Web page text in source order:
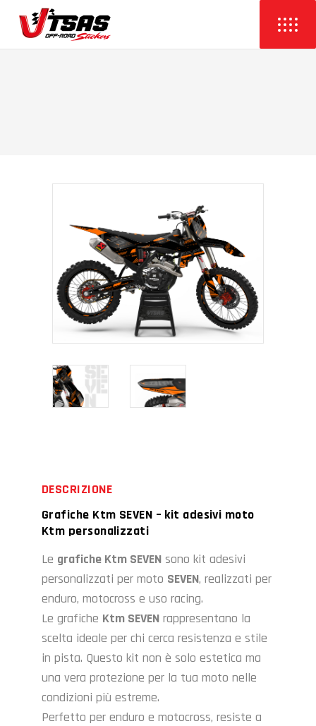
DESCRIZIONE
Grafiche Ktm SEVEN – kit adesivi moto
Ktm personalizzati
Le grafiche Ktm SEVEN sono kit adesivi
personalizzati per moto SEVEN, realizzati per
enduro, motocross e uso racing.
Le grafiche Ktm SEVEN rappresentano la
scelta ideale per chi cerca resistenza e stile
in pista. Questo kit non è solo estetica ma
una vera protezione per la tua moto nelle
condizioni più estreme.
Perfetto per enduro e motocross, resiste a